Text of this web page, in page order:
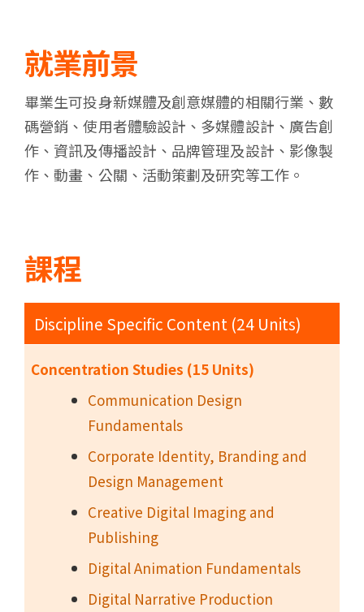
就業前景
畢業生可投身新媒體及創意媒體的相關行業、數
碼營銷、使用者體驗設計、多媒體設計、廣告創
作、資訊及傳播設計、品牌管理及設計、影像製
作、動畫、公關、活動策劃及研究等工作。
課程
Discipline Specific Content (24 Units)
Concentration Studies (15 Units)
Communication Design
Fundamentals
Corporate Identity, Branding and
Design Management
Creative Digital Imaging and
Publishing
Digital Animation Fundamentals
Digital Narrative Production